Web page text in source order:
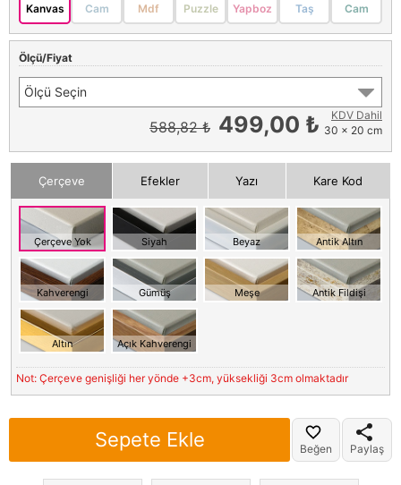
Kanvas Cam Mdf Puzzle Yapboz Taş Cam
Ölçü/Fiyat
Ölçü Seçin
588,82 ₺ 499,00 ₺
KDV Dahil
30 x 20 cm
Çerçeve Efekler Yazı Kare Kod
Çerçeve Yok Siyah Beyaz Antik Altın
Kahverengi Gümüş Meşe Antik Fildişi
Altın Açık Kahverengi
Not: Çerçeve genişliği her yönde +3cm, yüksekliği 3cm olmaktadır
Sepete Ekle Beğen Paylaş